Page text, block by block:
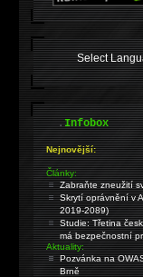
Select
.Infobox
Nejnovější:
Články:
Zabraňte zneužití
Skrytí oprávnění v
2019-2089)
Studie: Třetina
má bezpečnostní
Aktuality:
Pozvánka na
Brně